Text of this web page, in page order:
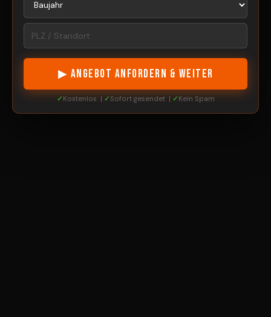
▶ ANGEBOT ANFORDERN & WEITER
✓ Kostenlos | ✓ Sofort gesendet | ✓ Kein Spam